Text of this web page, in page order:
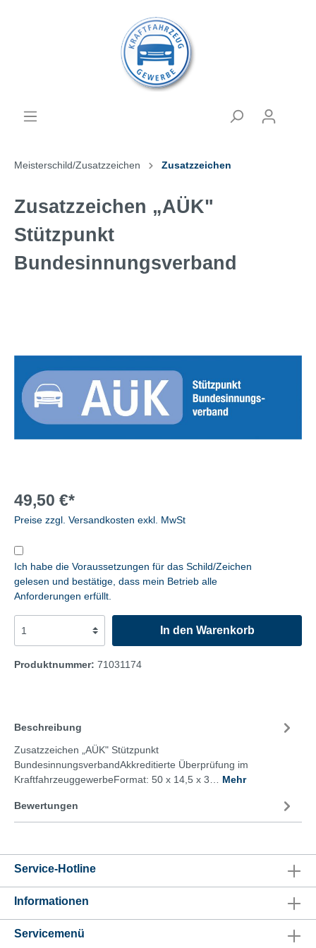
Meisterschild/Zusatzzeichen Zusatzzeichen
Zusatzzeichen „AÜK"
Stützpunkt
Bundesinnungsverband
49,50 €*
Preise zzgl. Versandkosten exkl. MwSt
Ich habe die Voraussetzungen für das Schild/Zeichen
gelesen und bestätige, dass mein Betrieb alle
Anforderungen erfüllt.
In den Warenkorb
Produktnummer: 71031174
Beschreibung
Zusatzzeichen „AÜK" Stützpunkt
BundesinnungsverbandAkkreditierte Überprüfung im
KraftfahrzeuggewerbeFormat: 50 x 14,5 x 3… Mehr
Bewertungen
Service-Hotline
Informationen
Servicemenü